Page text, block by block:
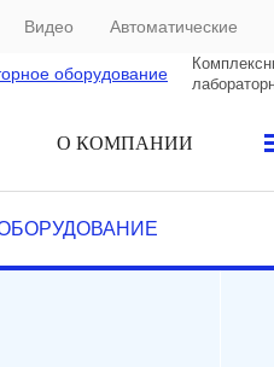
Видео Автоматические
О КОМПАНИИ